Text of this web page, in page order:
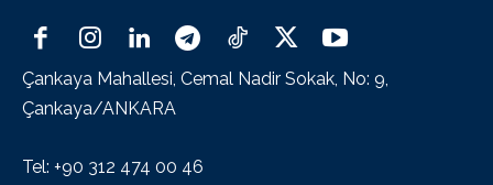
Çankaya Mahallesi, Cemal Nadir Sokak, No: 9,
Çankaya/ANKARA
Tel: +90 312 474 00 46